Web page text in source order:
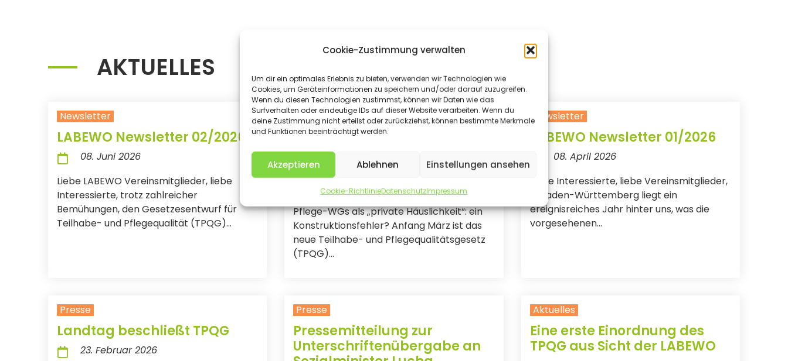
Cookie-Zustimmung verwalten
Um dir ein optimales Erlebnis zu bieten, verwenden wir Technologien wie
Cookies, um Geräteinformationen zu speichern und/oder darauf zuzugreifen.
Wenn du diesen Technologien zustimmst, können wir Daten wie das
Surfverhalten oder eindeutige IDs auf dieser Website verarbeiten. Wenn du
deine Zustimmung nicht erteilst oder zurückziehst, können bestimmte Merkmale
und Funktionen beeinträchtigt werden.
Akzeptieren Ablehnen Einstellungen ansehen
Cookie-RichtlinieDatenschutzImpressum
AKTUELLES
Newsletter
LABEWO Newsletter 02/2026
08. Juni 2026
Liebe LABEWO Vereinsmitglieder, liebe
Interessierte, trotz zahlreicher
Bemühungen, den Gesetzesentwurf für
Teilhabe- und Pflegequalität (TPQG)...
Presse
TPQG – Stellungnahme der
LABEWO in der „care konkret“
Ausgabe 03/2026
07. Mai 2026
Pflege-WGs als „private Häuslichkeit“: ein
Konstruktionsfehler? Anfang März ist das
neue Teilhabe- und Pflegequalitätsgesetz
(TPQG)...
Newsletter
LABEWO Newsletter 01/2026
08. April 2026
Liebe Interessierte, liebe Vereinsmitglieder,
in Baden-Württemberg liegt ein
ereignisreiches Jahr hinter uns, was die
vorgesehenen...
Presse
Landtag beschließt TPQG
23. Februar 2026
Presse
Pressemitteilung zur
Unterschriftenübergabe an
Aktuelles
Eine erste Einordnung des
TPQG aus Sicht der LABEWO